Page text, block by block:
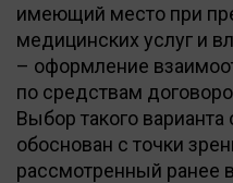
имеющий место при
медицинских услуг и
– оформление
по средствам
Выбор такого
обоснован с точки
рассмотренный ранее